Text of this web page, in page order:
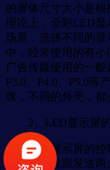
的屏体尺寸大小是根
理论上，全彩LED显
场景，选择不同的
中，经常使用的有
广告传媒使用的一
P3.0、P4.0、P5.0
珠，不同的外壳，都
2、LED显示屏的
LED显示屏的控制
统分为接收跟发送